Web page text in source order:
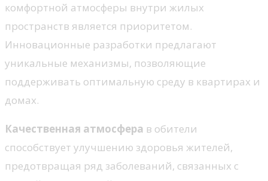
комфортной атмосферы внутри жилых
пространств является приоритетом.
Инновационные разработки предлагают
уникальные механизмы, позволяющие
поддерживать оптимальную среду в квартирах и
домах.
Качественная атмосфера в обители
способствует улучшению здоровья жителей,
предотвращая ряд заболеваний, связанных с